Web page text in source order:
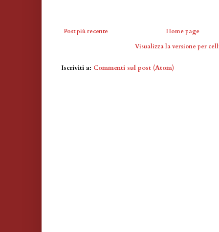
Post più recente
Home page
Visualizza la versione per
Iscriviti a: Commenti sul post (Atom)